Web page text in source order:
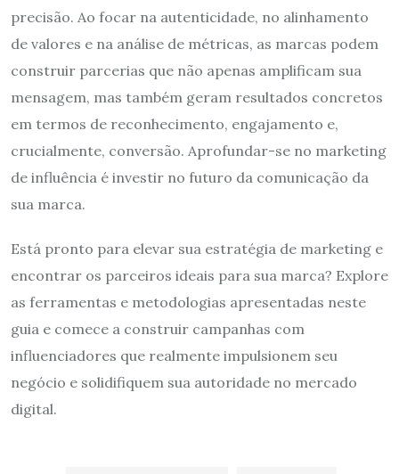
precisão. Ao focar na autenticidade, no alinhamento
de valores e na análise de métricas, as marcas podem
construir parcerias que não apenas amplificam sua
mensagem, mas também geram resultados concretos
em termos de reconhecimento, engajamento e,
crucialmente, conversão. Aprofundar-se no marketing
de influência é investir no futuro da comunicação da
sua marca.
Está pronto para elevar sua estratégia de marketing e
encontrar os parceiros ideais para sua marca? Explore
as ferramentas e metodologias apresentadas neste
guia e comece a construir campanhas com
influenciadores que realmente impulsionem seu
negócio e solidifiquem sua autoridade no mercado
digital.